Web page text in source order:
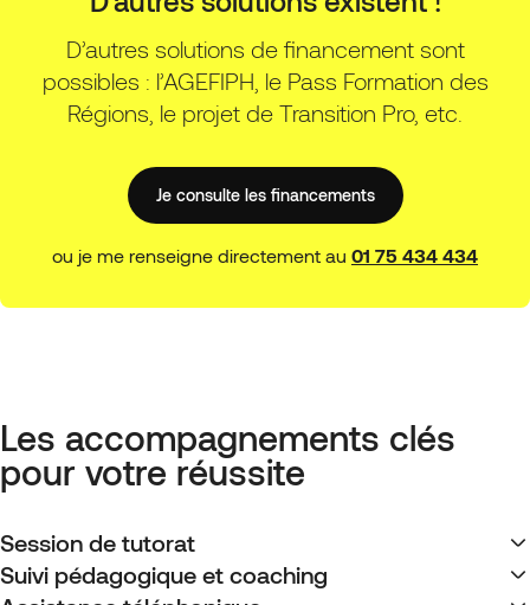
D’autres solutions de financement sont
possibles : l’AGEFIPH, le Pass Formation des
Régions, le projet de Transition Pro, etc.
Je consulte les financements
ou je me renseigne directement au 01 75 434 434
Les accompagnements clés
pour votre réussite
Session de tutorat
Suivi pédagogique et coaching